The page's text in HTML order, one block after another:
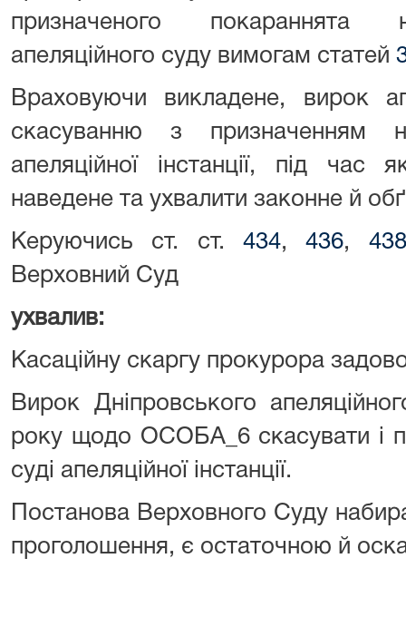
призначеного покараннята
апеляційного суду вимогам статей
Враховуючи викладене, вирок
скасуванню з призначенням
апеляційної інстанції, під час
наведене та ухвалити законне й
Керуючись ст. ст. 434,436, 438
Верховний Суд
ухвалив:
Касаційну скаргу прокурора
Вирок Дніпровського
року щодо ОСОБА_6 скасувати і
суді апеляційної інстанції.
Постанова Верховного Суду
проголошення, є остаточною й